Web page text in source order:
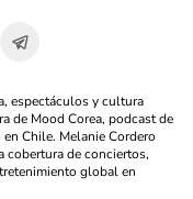
espectáculos y cultura
de Mood Corea, podcast de
Chile. Melanie Cordero
cobertura de conciertos,
global en